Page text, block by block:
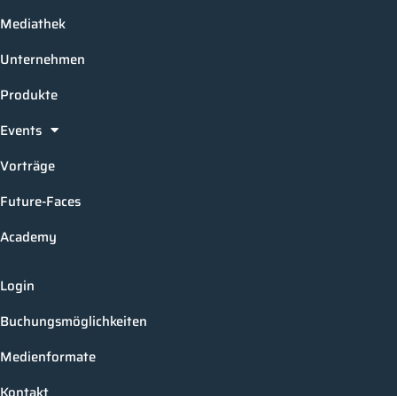
Mediathek
Unternehmen
Produkte
Events
Vorträge
Future-Faces
Academy
Login
Buchungsmöglichkeiten
Medienformate